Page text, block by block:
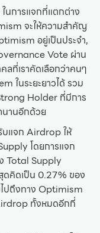
นการแจกที่แตกต่าง
จะให้ความสำคัญ
อยู่เป็นประจำ,
Vote ผ่าน
ที่เราคัดเลือกว่าคนๆ
ในระยะยาวได้ รวม
Holder ที่มีการ
นานอีกด้วย
แจก Airdrop ให้
โดยการแจก
Total Supply
ดคิดเป็น 0.27% ของ
ปถึงทาง Optimism
ทั้งหมดอีกกี่